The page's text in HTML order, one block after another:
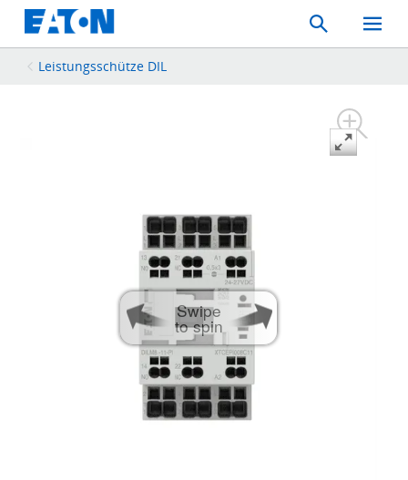
Search
Toggle
Mobile
Leistungsschütze DIL
Swipe
to spin